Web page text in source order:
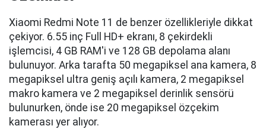
Xiaomi Redmi Note 11 de benzer özellikleriyle dikkat
çekiyor. 6.55 inç Full HD+ ekranı, 8 çekirdekli
işlemcisi, 4 GB RAM'i ve 128 GB depolama alanı
bulunuyor. Arka tarafta 50 megapiksel ana kamera, 8
megapiksel ultra geniş açılı kamera, 2 megapiksel
makro kamera ve 2 megapiksel derinlik sensörü
bulunurken, önde ise 20 megapiksel özçekim
kamerası yer alıyor.